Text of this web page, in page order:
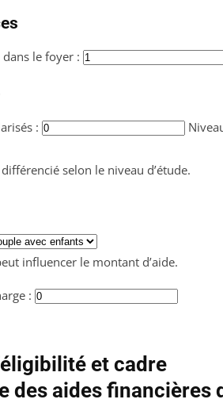
le foyer :
:
selon le niveau d’étude.
influencer le montant d’aide.
:
et cadre
des aides financières